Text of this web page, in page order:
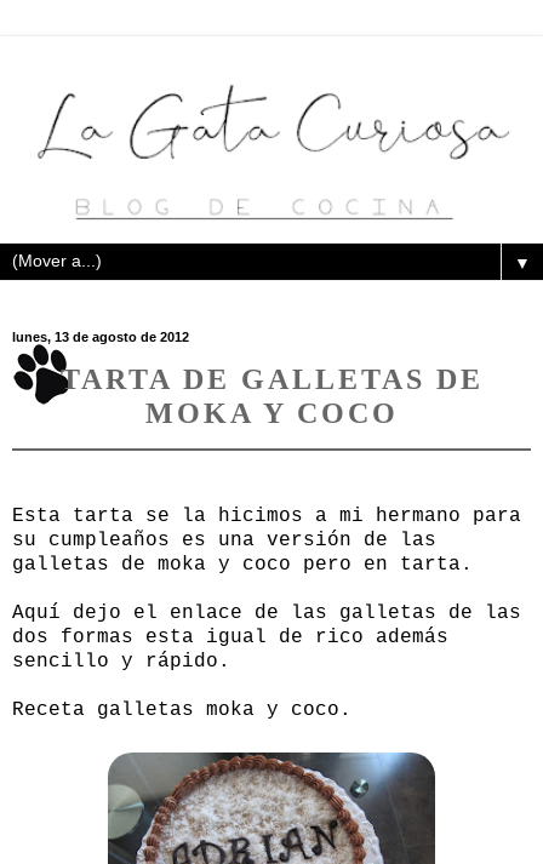
▼
lunes, 13 de agosto de 2012
TARTA DE GALLETAS DE
MOKA Y COCO
Esta tarta se la hicimos a mi hermano para
su cumpleaños es una versión de las
galletas de moka y coco pero en tarta.
Aquí dejo el enlace de las galletas de las
dos formas esta igual de rico además
sencillo y rápido.
Receta galletas moka y coco.